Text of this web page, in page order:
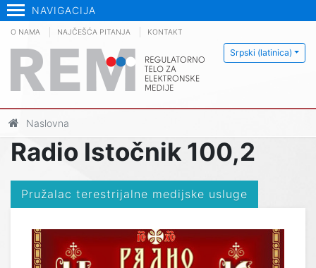
NAVIGACIJA
Srpski (latinica)
O NAMA NAJČEŠĆA PITANJA KONTAKT
Naslovna
Radio Istočnik 100,2
Pružalac terestrijalne medijske usluge